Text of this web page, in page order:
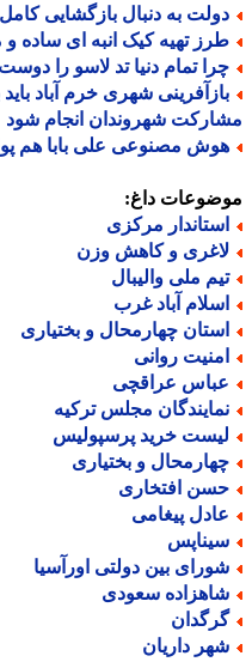
به دنبال بازگشایی کامل
تهیه کیک انبه ای ساده و
تمام دنیا تد لاسو را دوست
شهری خرم آباد باید
شهروندان انجام شود
مصنوعی علی بابا هم
داغ:
مرکزی
و کاهش وزن
ملی والیبال
آباد غرب
چهارمحال و بختیاری
روانی
عراقچی
مجلس ترکیه
خرید پرسپولیس
و بختیاری
افتخاری
پیغامی
بین دولتی اورآسیا
سعودی
داریان